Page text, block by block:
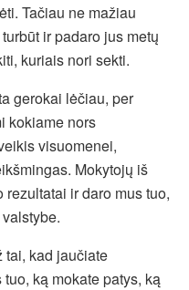
Tačiau ne mažiau
ir padaro jus metų
kuriais nori sekti.
gerokai lėčiau, per
kokiame nors
visuomenei,
Mokytojų iš
ir daro mus tuo,
tai, kad jaučiate
ką mokate patys, ką